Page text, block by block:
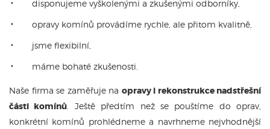
disponujeme vyškolenými a zkušenými odborníky,
opravy komínů provádíme rychle, ale přitom kvalitně,
jsme flexibilní,
máme bohaté zkušenosti.
Naše firma se zaměřuje na opravy i rekonstrukce nadstřešní
části komínů . Ještě předtím než se pouštíme do oprav,
konkrétní komínů prohlédneme a navrhneme nejvhodnější